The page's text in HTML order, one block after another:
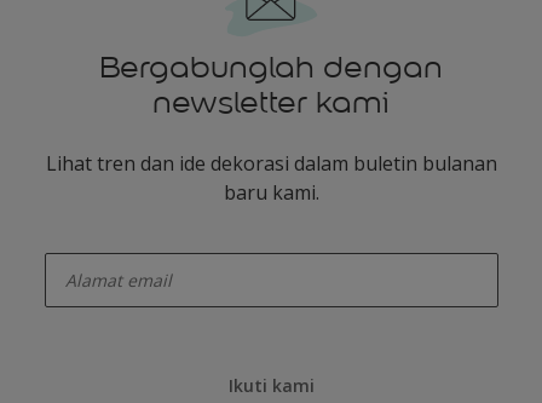
Bergabunglah dengan
newsletter kami
Lihat tren dan ide dekorasi dalam buletin bulanan
baru kami.
Ikuti kami